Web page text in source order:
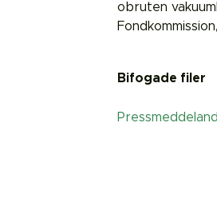
obruten
Bifogade filer